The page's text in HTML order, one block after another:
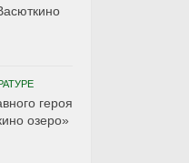
героя
озеро»